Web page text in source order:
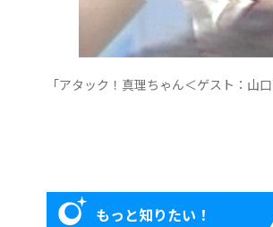
「アタック！真理ちゃん＜ゲスト：山
もっと知りたい！